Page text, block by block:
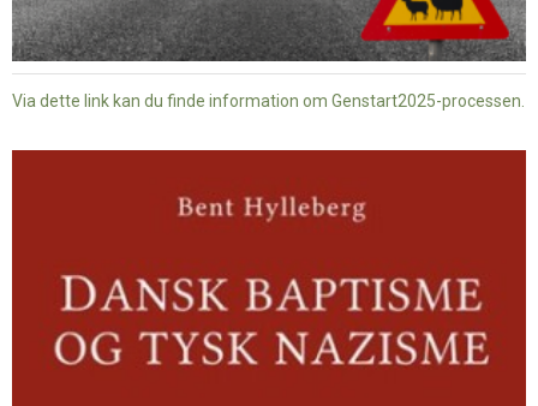
Via dette link kan du finde information om Genstart2025-processen.